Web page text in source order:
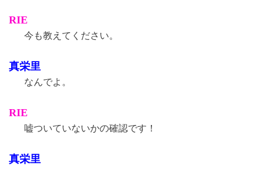
RIE
今も教えてください。
真栄里
なんでよ。
RIE
嘘ついていないかの確認です！
真栄里